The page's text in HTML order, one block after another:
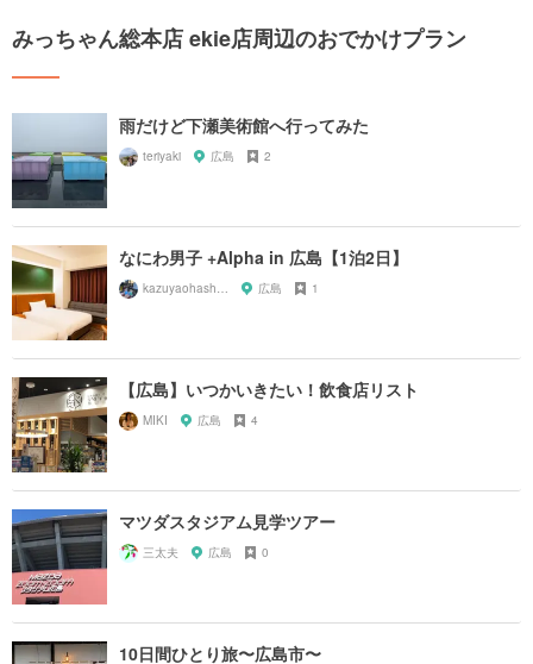
みっちゃん総本店 ekie店周辺のおでかけプラン
雨だけど下瀬美術館へ行ってみた
teriyaki 広島 2
なにわ男子 +Alpha in 広島【1泊2日】
kazuyaohashi89 広島 1
【広島】いつかいきたい！飲食店リスト
MIKI 広島 4
マツダスタジアム見学ツアー
三太夫 広島 0
10日間ひとり旅〜広島市〜